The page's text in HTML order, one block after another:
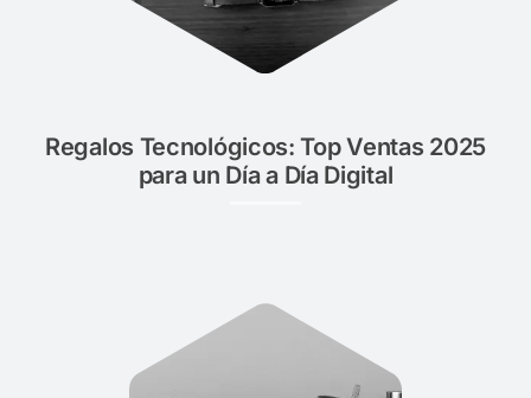
Regalos Tecnológicos: Top Ventas 2025
para un Día a Día Digital